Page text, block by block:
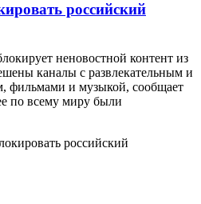
российский
неновостной контент из
каналы с развлекательным и
фильмами и музыкой, сообщает
по всему миру были